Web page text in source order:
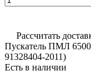
Рассчитать
Пускатель ПМЛ
91328404-2011)
Есть в наличии